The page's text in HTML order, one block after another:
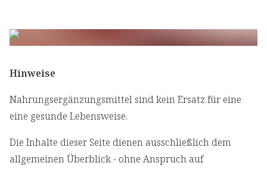
Hinweise
Nahrungsergänzungsmittel sind kein Ersatz für eine
eine gesunde Lebensweise.
Die Inhalte dieser Seite dienen ausschließlich dem
allgemeinen Überblick - ohne Anspruch auf